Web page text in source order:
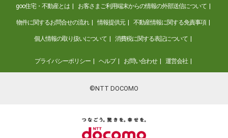
goo住宅・不動産とは お客さまご利用端末からの情報の外部送信について
物件に関するお問合せの流れ 情報提供元 不動産情報に関する免責事項
個人情報の取り扱いについて 消費税に関する表記について
プライバシーポリシー ヘルプ お問い合わせ 運営会社
©NTT DOCOMO